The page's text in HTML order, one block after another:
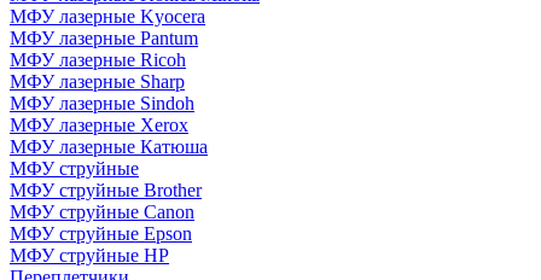
МФУ лазерные Kyocera
МФУ лазерные Pantum
МФУ лазерные Ricoh
МФУ лазерные Sharp
МФУ лазерные Sindoh
МФУ лазерные Xerox
МФУ лазерные Катюша
МФУ струйные
МФУ струйные Brother
МФУ струйные Canon
МФУ струйные Epson
МФУ струйные HP